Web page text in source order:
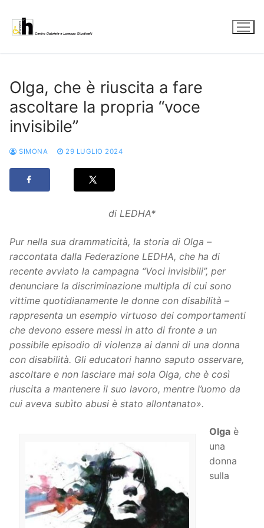
contenuto
Olga, che è riuscita a fare
ascoltare la propria “voce
invisibile”
SIMONA 29 LUGLIO 2024
di LEDHA*
Pur nella sua drammaticità, la storia di Olga –
raccontata dalla Federazione LEDHA, che ha di
recente avviato la campagna “Voci invisibili”, per
denunciare la discriminazione multipla di cui sono
vittime quotidianamente le donne con disabilità –
rappresenta un esempio virtuoso dei comportamenti
che devono essere messi in atto di fronte a un
possibile episodio di violenza ai danni di una donna
con disabilità. Gli educatori hanno saputo osservare,
ascoltare e non lasciare mai sola Olga, che è così
riuscita a mantenere il suo lavoro, mentre l’uomo da
cui aveva subìto abusi è stato allontanato».
Olgaè
una
donna
sulla